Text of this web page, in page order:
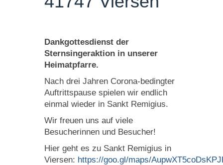
Dankgottesdienst der
Sternsingeraktion in unserer
Heimatpfarre.
Nach drei Jahren Corona-bedingter
Auftrittspause spielen wir endlich
einmal wieder in Sankt Remigius.
Wir freuen uns auf viele
Besucherinnen und Besucher!
Hier geht es zu Sankt Remigius in
Viersen: https://goo.gl/maps/